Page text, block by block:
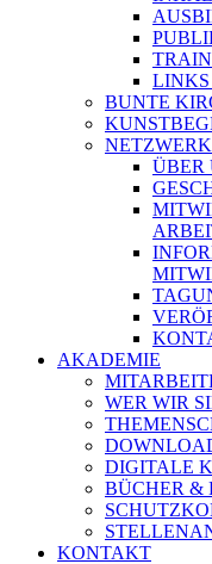
BUNTE
ÜBER
AKADEMIE
WER WIR
DIGITALE
BÜCHER &
KONTAKT